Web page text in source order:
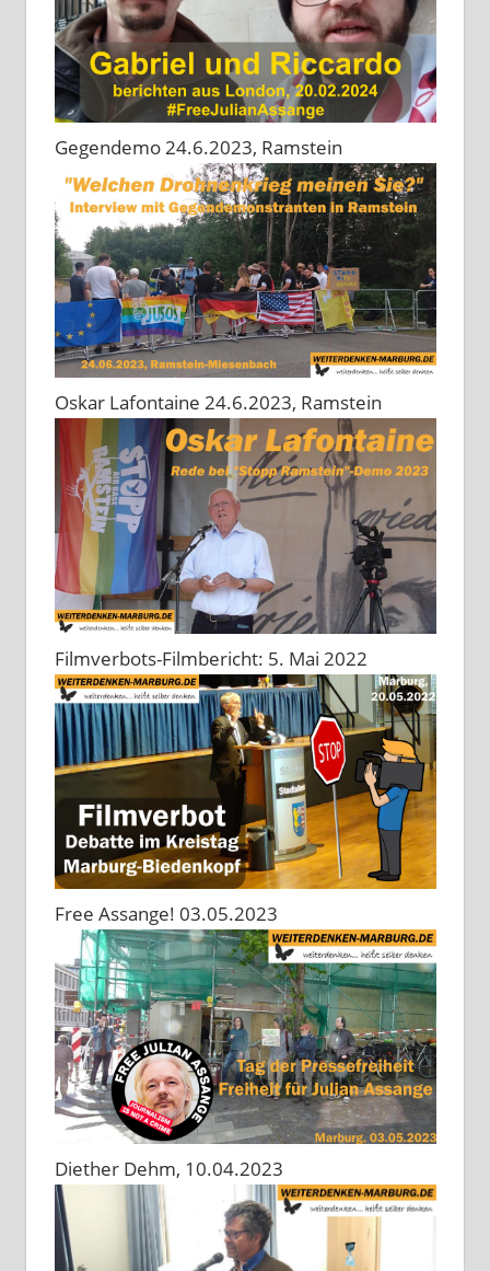
Gegendemo 24.6.2023, Ramstein
Oskar Lafontaine 24.6.2023, Ramstein
Filmverbots-Filmbericht: 5. Mai 2022
Free Assange! 03.05.2023
Diether Dehm, 10.04.2023